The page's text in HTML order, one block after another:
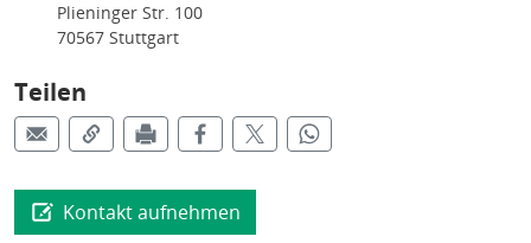
Plieninger Str. 100
70567 Stuttgart
Teilen
Kontakt aufnehmen